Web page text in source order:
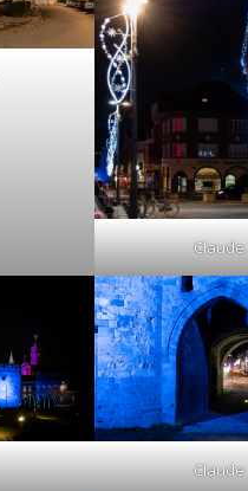
Claude
Claude